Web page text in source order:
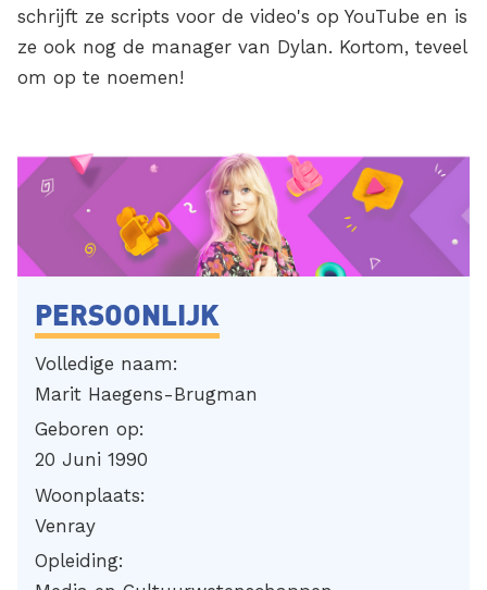
schrijft ze scripts voor de video's op YouTube en is
ze ook nog de manager van Dylan. Kortom, teveel
om op te noemen!
PERSOONLIJK
Volledige naam:
Marit Haegens-Brugman
Geboren op:
20 Juni 1990
Woonplaats:
Venray
Opleiding: